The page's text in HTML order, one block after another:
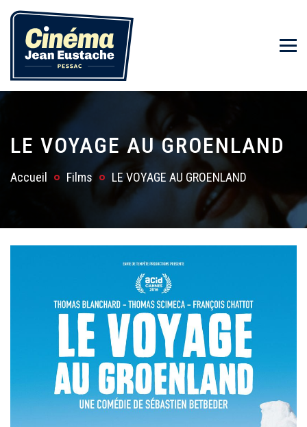
LE VOYAGE AU GROENLAND
Accueil Films LE VOYAGE AU GROENLAND